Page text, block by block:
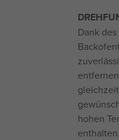
Dank
hohen
enthalten.